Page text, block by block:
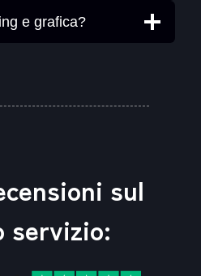
e grafica?
sul
servizio: